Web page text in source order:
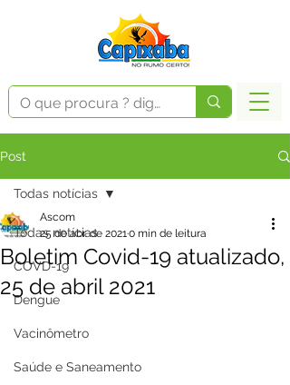
Post
Todas notícias
COVD-19
Dengue
Vacinômetro
Saúde e Saneamento
Todas notícias
Boletim Covid-19 atualizado,
25 de abril 2021
Ascom
25 de abr. de 20210 min de leitura